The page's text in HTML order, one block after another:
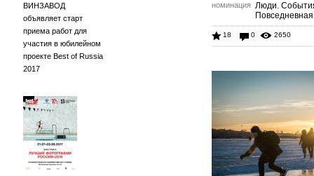
ВИНЗАВОД
объявляет старт
приема работ для
участия в юбилейном
проекте Best of Russia
2017
номинация Люди.
18 0 2650